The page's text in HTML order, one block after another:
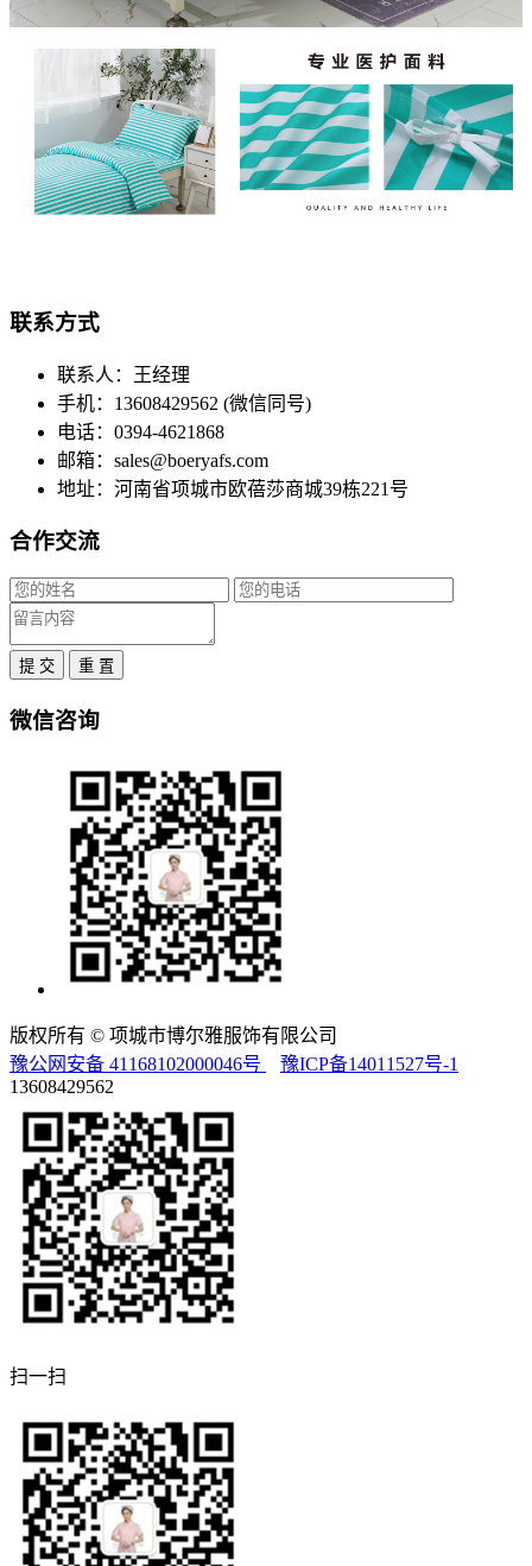
联系方式
联系人：王经理
手机：13608429562 (微信同号)
电话：0394-4621868
邮箱：sales@boeryafs.com
地址：河南省项城市欧蓓莎商城39栋221号
合作交流
提 交 重 置
微信咨询
版权所有 © 项城市博尔雅服饰有限公司
豫公网安备 41168102000046号
豫ICP备14011527号-1
13608429562
扫一扫